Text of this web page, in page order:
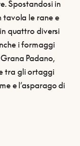
Spostandosi in
tavola le rane e
quattro diversi
i formaggi
Padano,
tra gli ortaggi
e l’asparago di